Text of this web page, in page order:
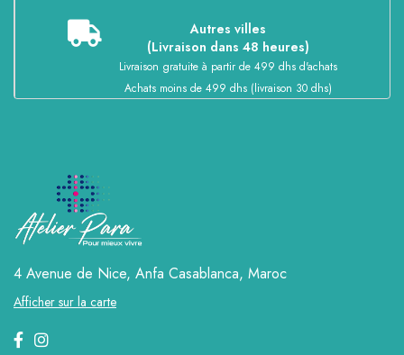
Autres villes
(Livraison dans 48 heures)
Livraison gratuite à partir de 499 dhs d'achats
Achats moins de 499 dhs (livraison 30 dhs)
4 Avenue de Nice, Anfa Casablanca, Maroc
Afficher sur la carte